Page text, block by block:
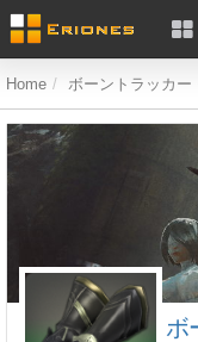
Home ボーントラッカー
ボ